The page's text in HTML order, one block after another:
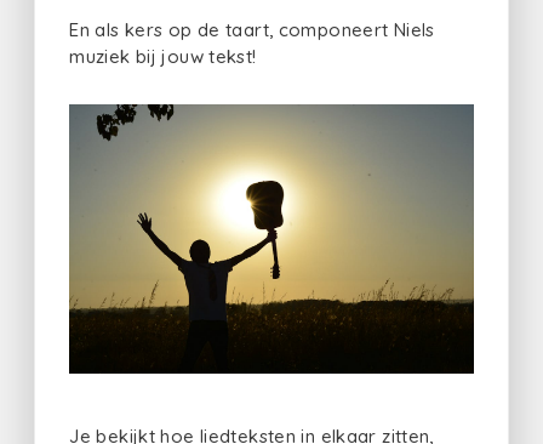
En als kers op de taart, componeert Niels
muziek bij jouw tekst!
Je bekijkt hoe liedteksten in elkaar zitten,